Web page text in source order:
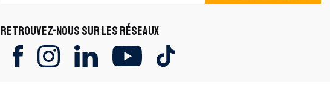
RETROUVEZ-NOUS SUR LES RÉSEAUX